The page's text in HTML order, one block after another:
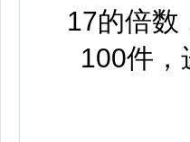
17的倍数
100件，